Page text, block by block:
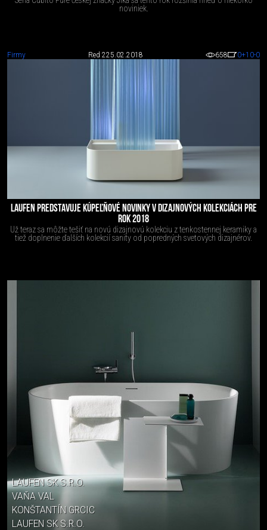
noviniek.
Firmy Red 225.02.2018 658 0+10-0
LAUFEN PREDSTAVUJE KÚPEĽŇOVÉ NOVINKY V DIZAJNOVÝCH KOLEKCIÁCH PRE
ROK 2018
Už teraz sa môžte tešiť na novú dizajnovú kolekciu z tenkostennej keramiky a
tiež doplnenie ďalších kolekcií sanity od popredných svetových dizajnérov.
LAUFEN SK S.R.O.
VAŇA VAL
KONŠTANTÍN GRCIC
LAUFEN SK S.R.O.